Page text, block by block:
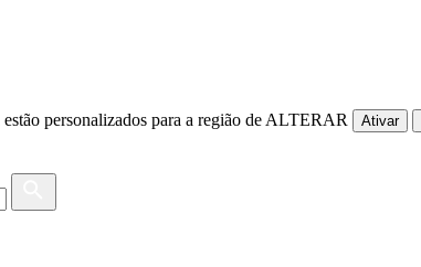
estão personalizados para a região de ALTERAR Ativar